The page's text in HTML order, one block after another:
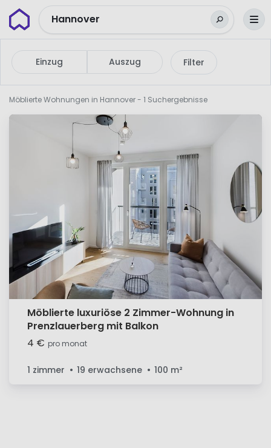
WunderflatsHannover
Einzug Auszug Filter
Möblierte Wohnungen in Hannover- 1 Suchergebnisse
Möblierte luxuriöse 2 Zimmer-Wohnung in
Prenzlauerberg mit Balkon
4 € pro monat
1 zimmer 19 erwachsene 100 m²